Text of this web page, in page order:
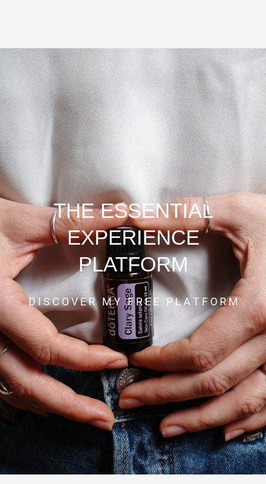
THE ESSENTIAL
EXPERIENCE
PLATFORM
D I S C O V E R M Y F R E E P L A T F O R M